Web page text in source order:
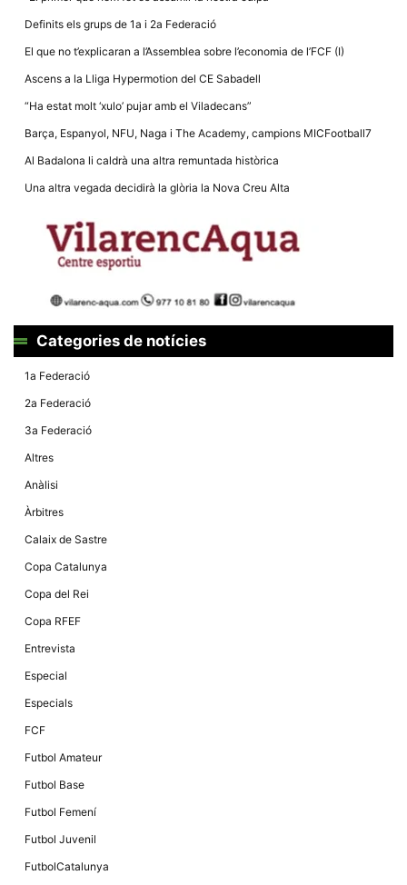
Definits els grups de 1a i 2a Federació
El que no t’explicaran a l’Assemblea sobre l’economia de l’FCF (I)
Ascens a la Lliga Hypermotion del CE Sabadell
“Ha estat molt ‘xulo’ pujar amb el Viladecans”
Barça, Espanyol, NFU, Naga i The Academy, campions MICFootball7
Al Badalona li caldrà una altra remuntada històrica
Una altra vegada decidirà la glòria la Nova Creu Alta
Categories de notícies
1a Federació
2a Federació
3a Federació
Altres
Anàlisi
Àrbitres
Calaix de Sastre
Copa Catalunya
Copa del Rei
Copa RFEF
Entrevista
Especial
Especials
FCF
Futbol Amateur
Futbol Base
Futbol Femení
Futbol Juvenil
FutbolCatalunya